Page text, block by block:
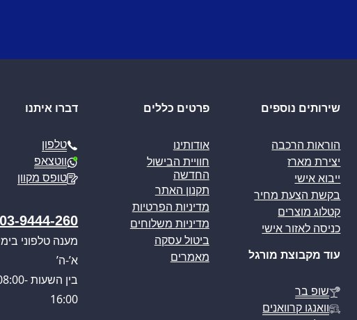
שירותים נוספים
הוראות הרכבה
יצירת מארז
ייבוא אישי
בקשת הצעת מחיר
קטלוג מוצרים
כניסה לאזור אישי
עוד מקבוצת מורגל
שופ בר
וואנגו קרוואנים
פרטים כללים
אודותינו
חוויית הבישול
החדשה
תקנון האתר
מדיניות הפרטיות
מדיניות משלוחים
ביטול עסקה
מאמרים
דברו איתנו
טלפון
ווטצאפ
טופס מקוון
03-9444-260
מענה טלפוני
א’-ה’
בין השעות
16:00